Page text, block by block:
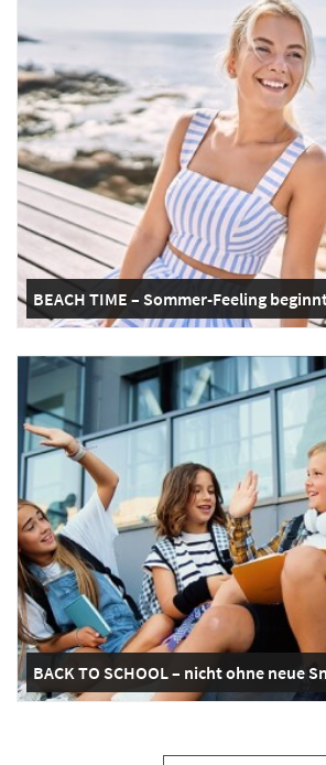
BEACH TIME – Sommer-Feeling
BACK TO SCHOOL – nicht ohne neue